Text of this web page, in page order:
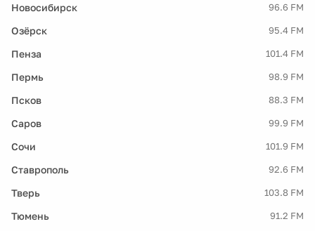
Новосибирск 96.6 FM
Озёрск 95.4 FM
Пенза 101.4 FM
Пермь 98.9 FM
Псков 88.3 FM
Саров 99.9 FM
Сочи 101.9 FM
Ставрополь 92.6 FM
Тверь 103.8 FM
Тюмень 91.2 FM